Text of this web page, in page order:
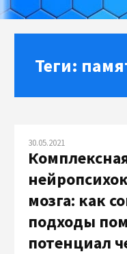
Теги:
30.05.2021
мозга: как
подходы
потенциал